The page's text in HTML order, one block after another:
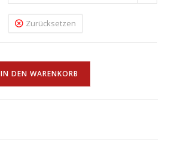
Zurücksetzen
IN DEN WARENKORB